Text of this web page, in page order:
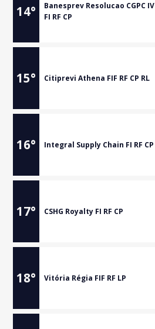
14°
Banesprev Resolucao CGPC IV
FI RF CP
15° Citiprevi Athena FIF RF CP RL
16° Integral Supply Chain FI RF CP
17° CSHG Royalty FI RF CP
18° Vitória Régia FIF RF LP